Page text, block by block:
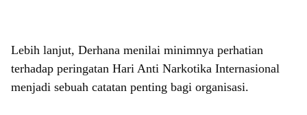
Lebih lanjut, Derhana menilai minimnya perhatian
terhadap peringatan Hari Anti Narkotika Internasional
menjadi sebuah catatan penting bagi organisasi.